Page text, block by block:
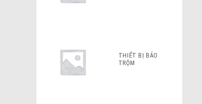
THIẾT BỊ BÁO
TRỘM